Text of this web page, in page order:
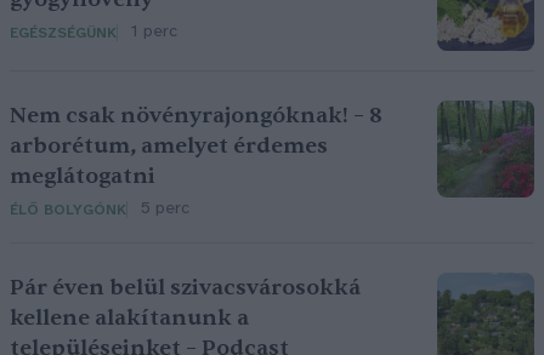
EGÉSZSÉGÜNK 1 perc
Nem csak növényrajongóknak! – 8
arborétum, amelyet érdemes
meglátogatni
ÉLŐ BOLYGÓNK 5 perc
Pár éven belül szivacsvárosokká
kellene alakítanunk a
településeinket – Podcast